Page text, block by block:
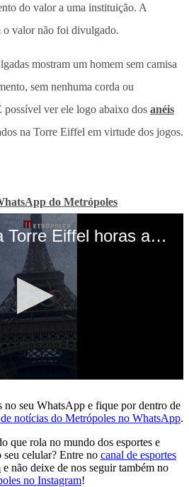
do valor a uma instituição. A
o valor não foi divulgado.
mostram um homem sem camisa
sem nenhuma corda ou
possível ver ele logo abaixo dos anéis
na Torre Eiffel em virtude dos jogos.
do Metrópoles
no seu WhatsApp e fique por dentro de
notícias do Metrópoles no WhatsApp.
que rola no mundo dos esportes e
seu celular? Entre no canal de esportes
e não deixe de nos seguir também no
no Instagram!